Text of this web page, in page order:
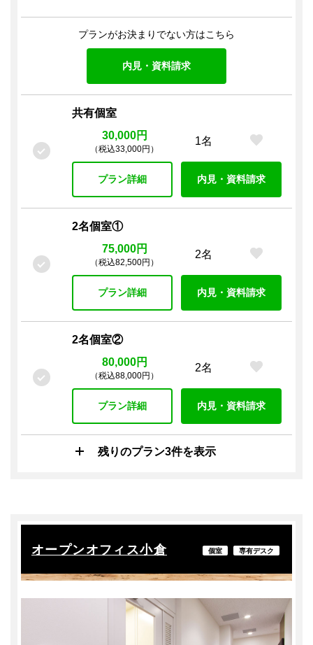
プランがお決まりでない方はこちら
内見・資料請求
共有個室
30,000円
（税込33,000円）
1名
プラン詳細 内見・資料請求
2名個室①
75,000円
（税込82,500円）
2名
プラン詳細 内見・資料請求
2名個室②
80,000円
（税込88,000円）
2名
プラン詳細 内見・資料請求
残りのプラン3件を表示
オープンオフィス小倉 個室 専有デスク